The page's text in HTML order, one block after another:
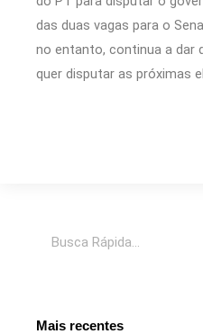
das duas vagas para o
no entanto, continua a dar
quer disputar as próximas
Mais recentes